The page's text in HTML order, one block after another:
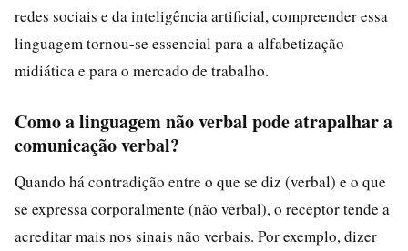
redes sociais e da inteligência artificial, compreender essa
linguagem tornou-se essencial para a alfabetização
midiática e para o mercado de trabalho.
Como a linguagem não verbal pode atrapalhar a
comunicação verbal?
Quando há contradição entre o que se diz (verbal) e o que
se expressa corporalmente (não verbal), o receptor tende a
acreditar mais nos sinais não verbais. Por exemplo, dizer